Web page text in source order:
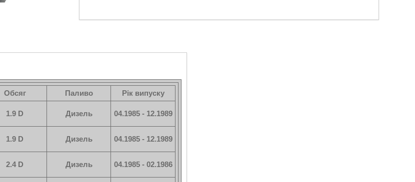
Обсяг Паливо Рік випуску
1.9 D Дизель 04.1985 - 12.1989
1.9 D Дизель 04.1985 - 12.1989
2.4 D Дизель 04.1985 - 02.1986